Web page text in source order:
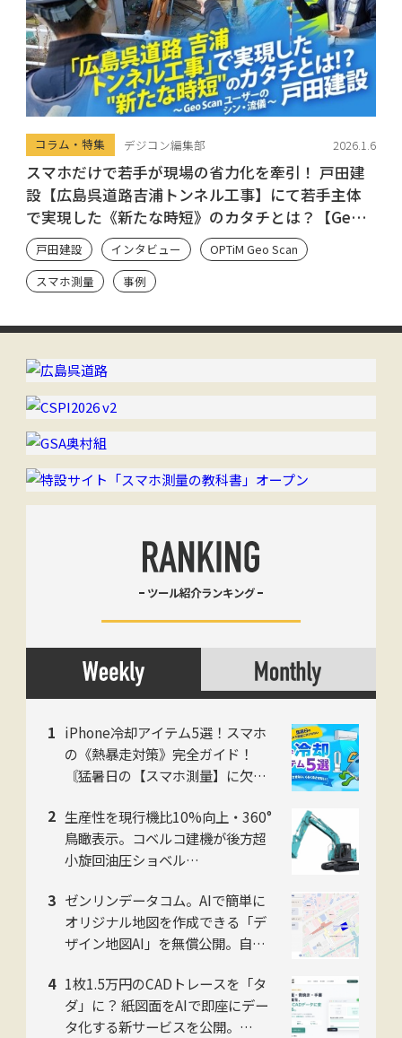
コラム・特集 デジコン編集部 2026.1.6
スマホだけで若手が現場の省力化を牽引！ 戸田建
設【広島呉道路吉浦トンネル工事】にて若手主体
で実現した《新たな時短》のカタチとは？【Geo
Scan ユーザーのシン・流儀】
戸田建設 インタビュー
OPTiM Geo Scan
スマホ測量
事例
ツール紹介ランキング
iPhone冷却アイテム5選！スマホ
の《熱暴走対策》完全ガイド！
〘猛暑日の【スマホ測量】に欠か
生産性を現行機比10%向上・360°
鳥瞰表示。コベルコ建機が後方超
小旋回油圧ショベル
売開始
ゼンリンデータコム。AIで簡単に
オリジナル地図を作成できる「デ
ザイン地図AI」を無償公開。自然
1枚1.5万円のCADトレースを「タ
ダ」に？ 紙図面をAIで即座にデー
タ化する新サービスを公開。